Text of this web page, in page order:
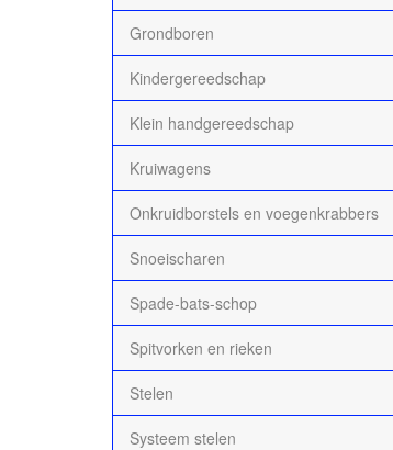
Grondboren
Kindergereedschap
Klein handgereedschap
Kruiwagens
Onkruidborstels en voegenkrabbers
Snoeischaren
Spade-bats-schop
Spitvorken en rieken
Stelen
Systeem stelen